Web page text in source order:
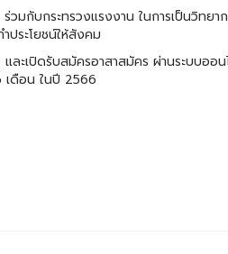
วมกับกระทรวงแรงงาน ในการเป็นวิ
ประโยชน์ให้สังคม
และเปิดรับสมัครอาสาสมัคร ผ่านระบบ
เดือน ในปี 2566